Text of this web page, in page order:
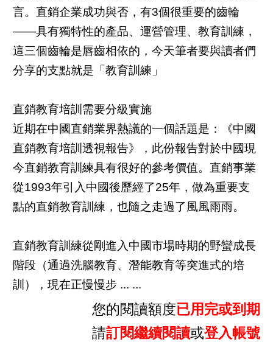
言。直銷企業成功與否，有3個很重要的齒輪
——具有獨特性的產品、運營管理、教育訓練，
這三個齒輪是唇齒相依的，今天筆者要與讀者們
分享的支點就是「教育訓練」
直銷教育培訓需要分級實施
近期在中國直銷業界熱議的一個話題是：《中國
直銷教育培訓透視報告》，此份報告對於中國現
今直銷教育訓練具有很好的參考價值。直銷事業
從1993年引入中國後歷經了25年，做為重要支
點的直銷教育訓練，也隨之走過了風風雨雨。
直銷教育訓練從剛進入中國市場時期的野蠻成長
階段（通過洗腦教育、潛能教育等突進式的培
訓），現在正慢慢步 ... ...
您的閱讀額度已用完或到期
請訂閱繼續閱讀或登入帳號